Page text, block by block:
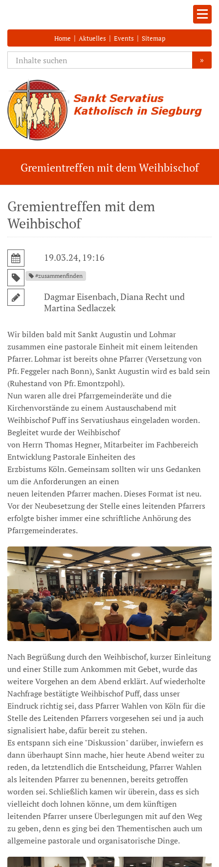
Home | Aktuelles | Events | Sitemap
»
Gremientreffen mit dem Weihbischof
Gremientreffen mit dem
Weihbischof
19.03.24, 19:16
#zusammenfinden
Dagmar Eisenbach, Diana Recht und
Martina Sedlaczek
Wir bilden bald mit Sankt Augustin und Lohmar
zusammen eine pastorale Einheit mit einem leitenden
Pfarrer. Lohmar ist bereits ohne Pfarrer (Versetzung von
Pfr. Feggeler nach Bonn), Sankt Augustin wird es bald sein
(Ruhestand von Pfr. Emontzpohl).
Nun waren alle drei Pfarrgemeinderäte und die
Kirchenvorstände zu einem Austauschabend mit
Weihbischof Puff ins Servatiushaus eingeladen worden.
Begleitet wurde der Weihbischof
von Herrn Thomas Hegner, Mitarbeiter im Fachbereich
Entwicklung Pastorale Einheiten des
Erzbistums Köln. Gemeinsam sollten wir uns Gedanken
um die Anforderungen an einen
neuen leitenden Pfarrer machen. Dieses Format ist neu.
Vor der Neubesetzung der Stelle eines leitenden Pfarrers
erfolgte bisher immer eine schriftliche Anhörung des
Pfarrgemeinderates.
Nach Begrüßung durch den Weihbischof, kurzer Einleitung
und einer Stille zum Ankommen mit Gebet, wurde das
weitere Vorgehen an dem Abend erklärt. Auf wiederholte
Nachfrage bestätigte Weihbischof Puff, dass unser
Eindruck richtig sei, dass Pfarrer Wahlen von Köln für die
Stelle des Leitenden Pfarrers vorgesehen sei und ja auch
signalisiert habe, dafür bereit zu stehen.
Es entspann sich eine "Diskussion" darüber, inwiefern es
dann überhaupt Sinn mache, hier heute Abend weiter zu
reden, da letztendlich die Entscheidung, Pfarrer Wahlen
als leitenden Pfarrer zu benennen, bereits getroffen
worden sei. Schließlich kamen wir überein, dass es sich
vielleicht doch lohnen könne, um dem künftigen
leitenden Pfarrer unsere Überlegungen mit auf den Weg
zu geben, denn es ging bei den Thementischen auch um
allgemeine pastorale und organisatorische Dinge.